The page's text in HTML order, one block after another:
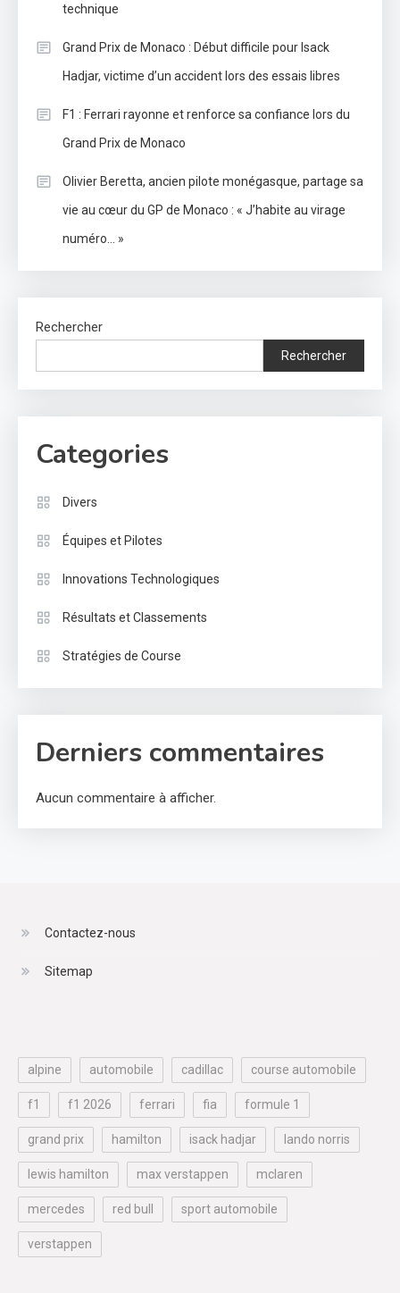
technique
Grand Prix de Monaco : Début difficile pour Isack
Hadjar, victime d’un accident lors des essais libres
F1 : Ferrari rayonne et renforce sa confiance lors du
Grand Prix de Monaco
Olivier Beretta, ancien pilote monégasque, partage sa
vie au cœur du GP de Monaco : « J’habite au virage
numéro… »
Rechercher
Rechercher
Categories
Divers
Équipes et Pilotes
Innovations Technologiques
Résultats et Classements
Stratégies de Course
Derniers commentaires
Aucun commentaire à afficher.
Contactez-nous
Sitemap
alpine automobile cadillac course automobile
f1 f1 2026 ferrari fia formule 1
grand prix hamilton isack hadjar lando norris
lewis hamilton max verstappen mclaren
mercedes red bull sport automobile
verstappen